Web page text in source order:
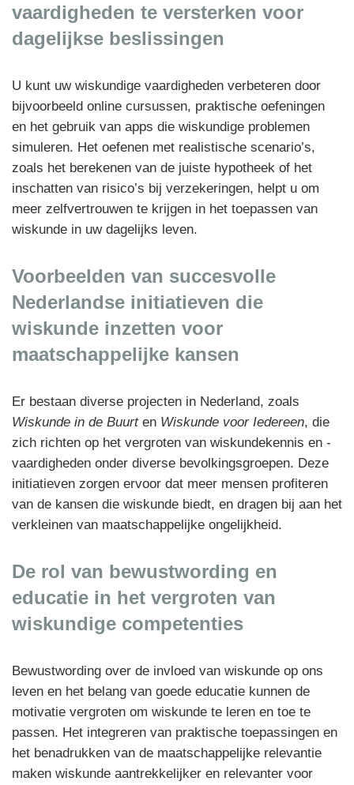
vaardigheden te versterken voor
dagelijkse beslissingen
U kunt uw wiskundige vaardigheden verbeteren door
bijvoorbeeld online cursussen, praktische oefeningen
en het gebruik van apps die wiskundige problemen
simuleren. Het oefenen met realistische scenario’s,
zoals het berekenen van de juiste hypotheek of het
inschatten van risico’s bij verzekeringen, helpt u om
meer zelfvertrouwen te krijgen in het toepassen van
wiskunde in uw dagelijks leven.
Voorbeelden van succesvolle
Nederlandse initiatieven die
wiskunde inzetten voor
maatschappelijke kansen
Er bestaan diverse projecten in Nederland, zoals
Wiskunde in de Buurten Wiskunde voor Iedereen , die
zich richten op het vergroten van wiskundekennis en -
vaardigheden onder diverse bevolkingsgroepen. Deze
initiatieven zorgen ervoor dat meer mensen profiteren
van de kansen die wiskunde biedt, en dragen bij aan het
verkleinen van maatschappelijke ongelijkheid.
De rol van bewustwording en
educatie in het vergroten van
wiskundige competenties
Bewustwording over de invloed van wiskunde op ons
leven en het belang van goede educatie kunnen de
motivatie vergroten om wiskunde te leren en toe te
passen. Het integreren van praktische toepassingen en
het benadrukken van de maatschappelijke relevantie
maken wiskunde aantrekkelijker en relevanter voor